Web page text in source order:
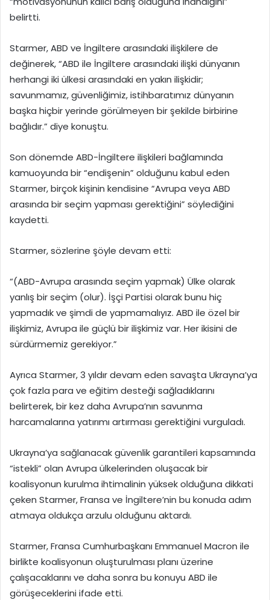
belirtti.
Starmer, ABD ve İngiltere arasındaki ilişkilere de
değinerek, “ABD ile İngiltere arasındaki ilişki dünyanın
herhangi iki ülkesi arasındaki en yakın ilişkidir;
savunmamız, güvenliğimiz, istihbaratımız dünyanın
başka hiçbir yerinde görülmeyen bir şekilde birbirine
bağlıdır.” diye konuştu.
Son dönemde ABD-İngiltere ilişkileri bağlamında
kamuoyunda bir “endişenin” olduğunu kabul eden
Starmer, birçok kişinin kendisine “Avrupa veya ABD
arasında bir seçim yapması gerektiğini” söylediğini
kaydetti.
Starmer, sözlerine şöyle devam etti:
“(ABD-Avrupa arasında seçim yapmak) Ülke olarak
yanlış bir seçim (olur). İşçi Partisi olarak bunu hiç
yapmadık ve şimdi de yapmamalıyız. ABD ile özel bir
ilişkimiz, Avrupa ile güçlü bir ilişkimiz var. Her ikisini de
sürdürmemiz gerekiyor.”
Ayrıca Starmer, 3 yıldır devam eden savaşta Ukrayna’ya
çok fazla para ve eğitim desteği sağladıklarını
belirterek, bir kez daha Avrupa’nın savunma
harcamalarına yatırımı artırması gerektiğini vurguladı.
Ukrayna’ya sağlanacak güvenlik garantileri kapsamında
“istekli” olan Avrupa ülkelerinden oluşacak bir
koalisyonun kurulma ihtimalinin yüksek olduğuna dikkati
çeken Starmer, Fransa ve İngiltere’nin bu konuda adım
atmaya oldukça arzulu olduğunu aktardı.
Starmer, Fransa Cumhurbaşkanı Emmanuel Macron ile
birlikte koalisyonun oluşturulması planı üzerine
çalışacaklarını ve daha sonra bu konuyu ABD ile
görüşeceklerini ifade etti.